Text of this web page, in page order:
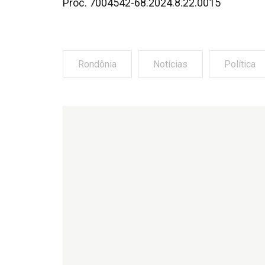
Proc. 7004542-68.2024.8.22.0015
Rondônia Notícias Política